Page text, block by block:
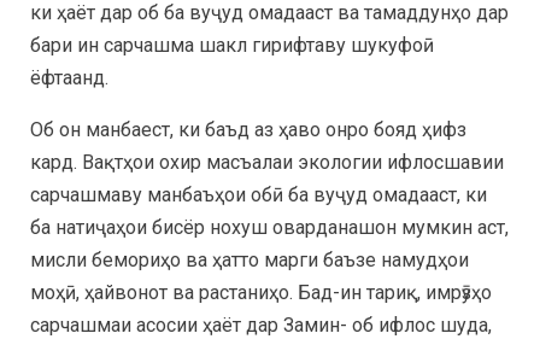
ки ҳаёт дар об ба вуҷуд омадааст ва тамаддунҳо дар
бари ин сарчашма шакл гирифтаву шукуфоӣ
ёфтаанд.
Об он манбаест, ки баъд аз ҳаво онро бояд ҳифз
кард. Вақтҳои охир масъалаи экологии ифлосшавии
сарчашмаву манбаъҳои обӣ ба вуҷуд омадааст, ки
ба натиҷаҳои бисёр нохуш оварданашон мумкин аст,
мисли бемориҳо ва ҳатто марги баъзе намудҳои
моҳӣ, ҳайвонот ва растаниҳо. Бад-ин тариқ, имрӯзҳо
сарчашмаи асосии ҳаёт дар Замин- об ифлос шуда,